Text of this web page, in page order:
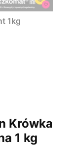
1kg
Krówka
1 kg